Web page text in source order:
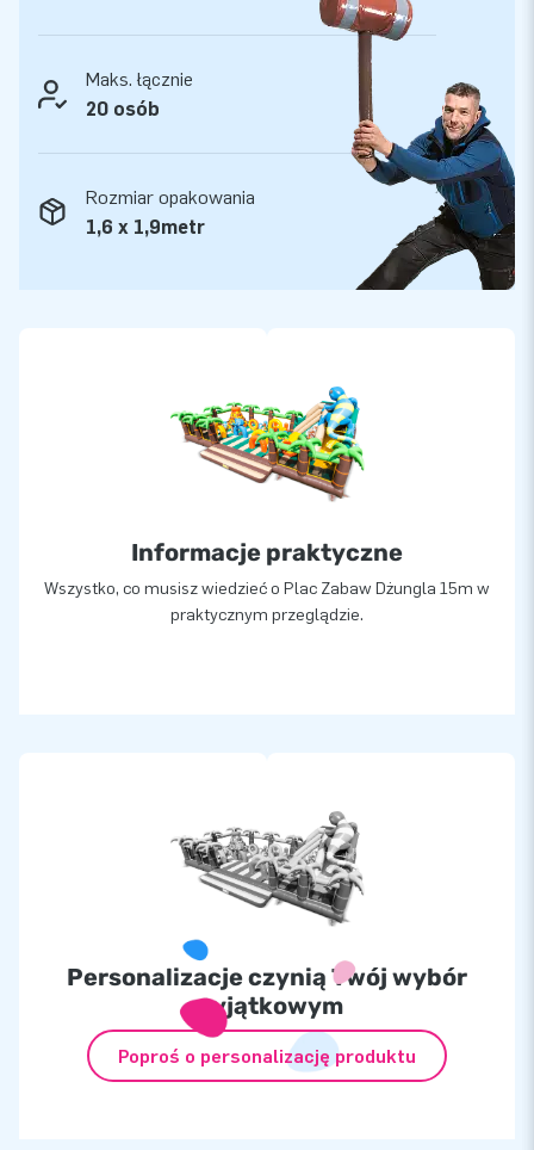
dostarcza niepowtarzalne dmuchane atrakcje! Nasi klienci
mogą być pewni naszej profesjonalnej obsługi i dostawy.
Maks. łącznie
20 osób
Rozmiar opakowania
1,6 x 1,9metr
Informacje praktyczne
Wszystko, co musisz wiedzieć o Plac Zabaw Dżungla 15m w
praktycznym przeglądzie.
Personalizacje czynią Twój wybór
wyjątkowym
Poproś o personalizację produktu